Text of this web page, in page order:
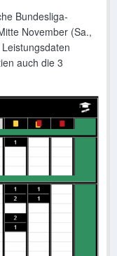
Bundesliga-
November (Sa.,
auch die 3